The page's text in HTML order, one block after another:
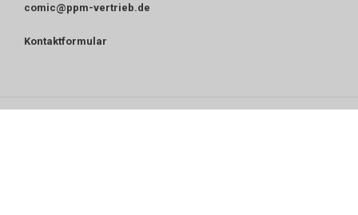
comic@ppm-vertrieb.de
Kontaktformular